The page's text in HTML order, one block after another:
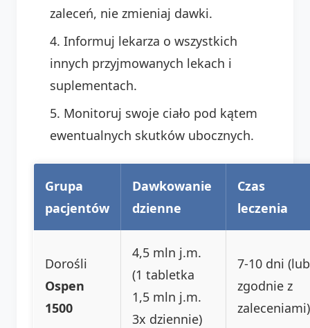
zaleceń, nie zmieniaj dawki.
Informuj lekarza o wszystkich
innych przyjmowanych lekach i
suplementach.
Monitoruj swoje ciało pod kątem
ewentualnych skutków ubocznych.
Grupa
pacjentów
Dawkowanie
dzienne
Czas
leczenia
Dorośli
Ospen
1500
4,5 mln j.m.
(1 tabletka
1,5 mln j.m.
3x dziennie)
7-10 dni (lub
zgodnie z
zaleceniami)